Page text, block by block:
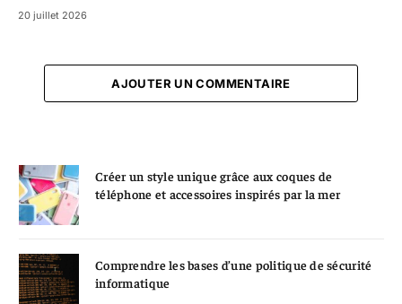
20 juillet 2026
AJOUTER UN COMMENTAIRE
Créer un style unique grâce aux coques de
téléphone et accessoires inspirés par la mer
Comprendre les bases d’une politique de sécurité
informatique